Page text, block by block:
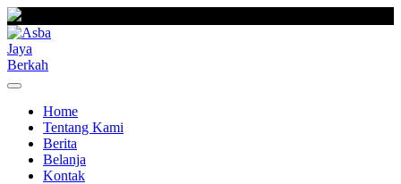
Skip
to
content
Home
Tentang Kami
Berita
Belanja
Kontak